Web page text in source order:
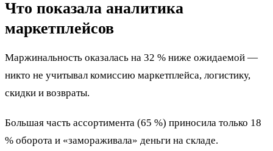
Что показала аналитика
маркетплейсов
Маржинальность оказалась на 32 % ниже ожидаемой —
никто не учитывал комиссию маркетплейса, логистику,
скидки и возвраты.
Большая часть ассортимента (65 %) приносила только 18
% оборота и «замораживала» деньги на складе.